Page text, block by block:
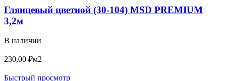
Глянцевый цветной (30-104) MSD PREMIUM
3,2м
В наличии
230,00 ₽м2
Быстрый просмотр